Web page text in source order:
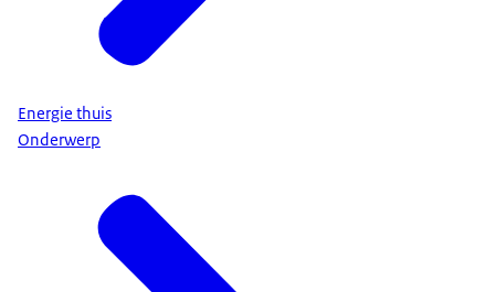
Energie thuis
Onderwerp